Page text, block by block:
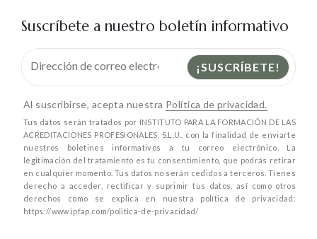
Suscríbete a nuestro boletín informativo
Al suscribirse, acepta nuestra Política de privacidad.
Tus datos serán tratados por INSTITUTO PARA LA FORMACIÓN DE LAS
ACREDITACIONES PROFESIONALES, S.L.U., con la finalidad de enviarte
nuestros boletines informativos a tu correo electrónico. La
legitimación del tratamiento es tu consentimiento, que podrás retirar
en cualquier momento. Tus datos no serán cedidos a terceros. Tienes
derecho a acceder, rectificar y suprimir tus datos, así como otros
derechos como se explica en nuestra política de privacidad:
https://www.ipfap.com/politica-de-privacidad/